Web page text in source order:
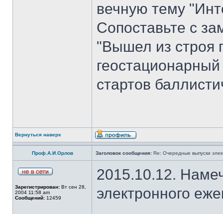
вечную тему
Сопоставьте с
"Вышел из строя
стартов
Вернуться наверх
Проф.А.И.Орлов Заголовок сообщения: Re: Очередные выпуски
Зарегистрирован: Вт сен 28,
2004 11:58 am
Сообщений: 12459
2015.10.12.
электронного